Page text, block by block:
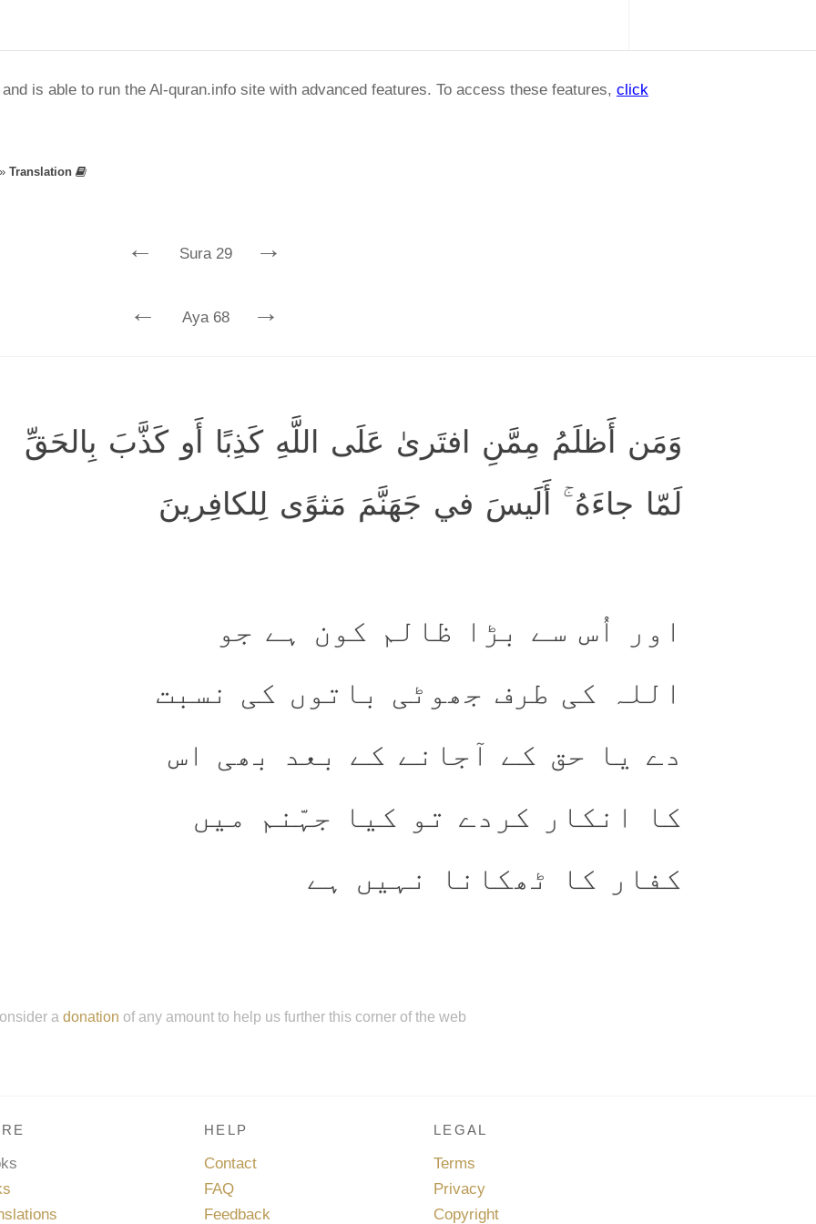
is able to run the Al-quran.info site with advanced features. To access these features, click
Translation
← Sura 29 →
← Aya 68 →
وَمَن أَظلَمُ مِمَّنِ افتَرىٰ عَلَى اللَّهِ كَذِبًا أَو كَذَّبَ بِالحَقِّ
لَمّا جاءَهُ ۚ أَلَيسَ في جَهَنَّمَ مَثوًى لِلكافِرينَ
اور اُس سے بڑا ظالم کون ہے جو
اللہ کی طرف جھوٹی باتوں کی نسبت
دے یا حق کے آجانے کے بعد بھی اس
کا انکار کردے تو کیا جہّنم میں
کفار کا ٹھکانا نہیں ہے
a donation of any amount to help us further this corner of the web
HELP
Contact
FAQ
Feedback
LEGAL
Terms
Privacy
Copyright